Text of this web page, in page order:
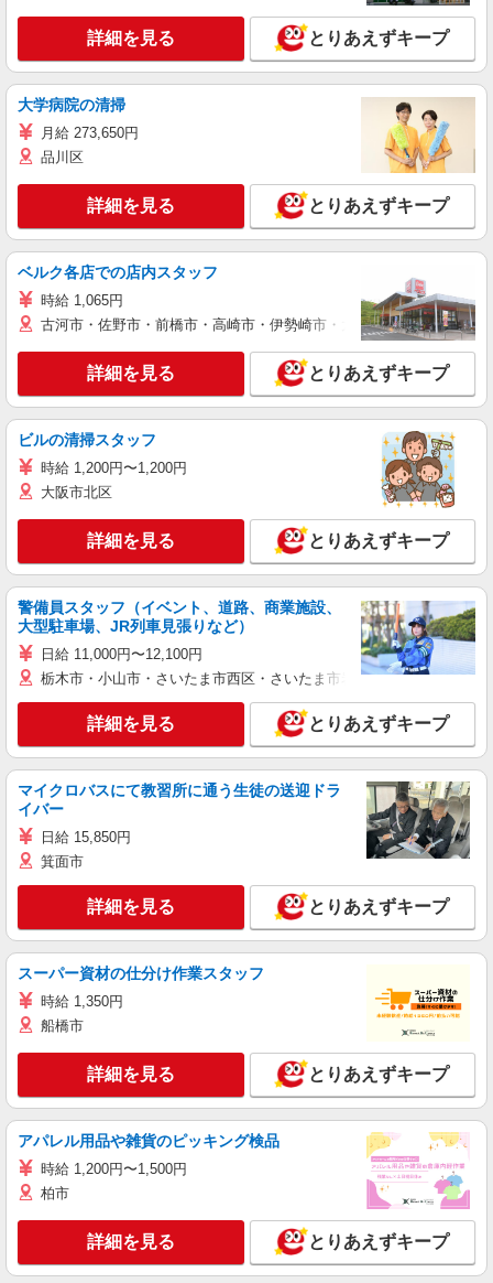
詳細を見る とりあえずキープ
大学病院の清掃
月給 273,650円
品川区
詳細を見る とりあえずキープ
ベルク各店での店内スタッフ
時給 1,065円
古河市・佐野市・前橋市・高崎市・伊勢崎市・太田市・館林市・藤
詳細を見る とりあえずキープ
ビルの清掃スタッフ
時給 1,200円〜1,200円
大阪市北区
詳細を見る とりあえずキープ
警備員スタッフ（イベント、道路、商業施設、
大型駐車場、JR列車見張りなど）
日給 11,000円〜12,100円
栃木市・小山市・さいたま市西区・さいたま市岩槻区・久喜市・蓮田
詳細を見る とりあえずキープ
マイクロバスにて教習所に通う生徒の送迎ドラ
イバー
日給 15,850円
箕面市
詳細を見る とりあえずキープ
スーパー資材の仕分け作業スタッフ
時給 1,350円
船橋市
詳細を見る とりあえずキープ
アパレル用品や雑貨のピッキング検品
時給 1,200円〜1,500円
柏市
詳細を見る とりあえずキープ